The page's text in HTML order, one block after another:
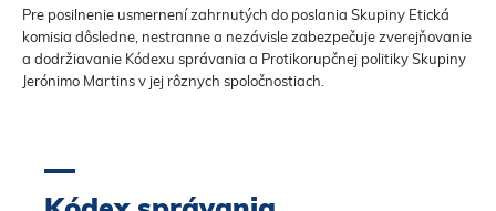
Pre posilnenie usmernení zahrnutých do poslania Skupiny Etická
komisia dôsledne, nestranne a nezávisle zabezpečuje zverejňovanie
a dodržiavanie Kódexu správania a Protikorupčnej politiky Skupiny
Jerónimo Martins v jej rôznych spoločnostiach.